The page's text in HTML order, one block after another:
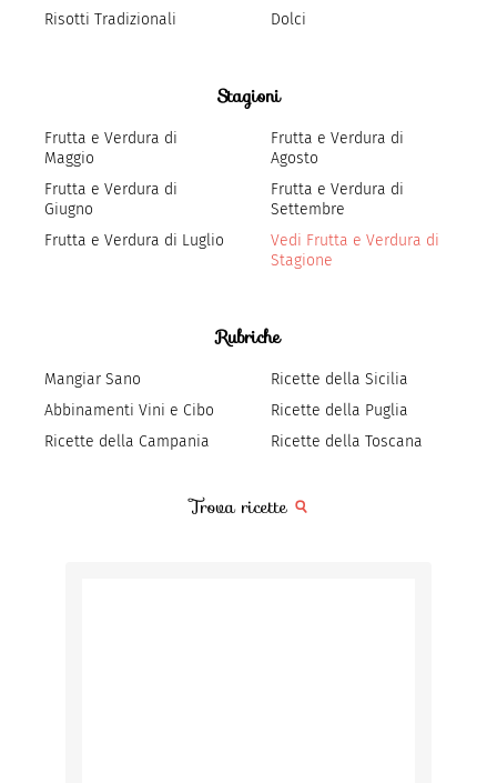
Risotti Tradizionali
Dolci
Stagioni
Frutta e Verdura di
Maggio
Frutta e Verdura di
Giugno
Frutta e Verdura di Luglio
Frutta e Verdura di
Agosto
Frutta e Verdura di
Settembre
Vedi Frutta e Verdura di
Stagione
Rubriche
Mangiar Sano
Abbinamenti Vini e Cibo
Ricette della Campania
Ricette della Sicilia
Ricette della Puglia
Ricette della Toscana
Trova ricette